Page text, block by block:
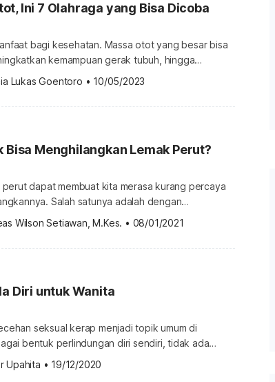
Ini 7 Olahraga yang Bisa Dicoba
bagi kesehatan. Massa otot yang besar bisa
kemampuan gerak tubuh, hingga
bagaimana cara membentuk otot yang bisa
otot dalam 1 minggu Cara membentuk otot
latihan kekuatan. Jenis olahraga ini memberikan
Lukas Goentoro • 10/05/2023
Bisa Menghilangkan Lemak Perut?
perut dapat membuat kita merasa kurang percaya
Salah satunya adalah dengan
harapan dapat menghilangkan lemak di
lemak dengan berolahraga fokus pada bagian
istilah one spot reduction. Benarkah metode
Wilson Setiawan, M.Kes. • 08/01/2021
Diri untuk Wanita
seksual kerap menjadi topik umum di
bentuk perlindungan diri sendiri, tidak ada
bela diri bagi para wanita. Dengan begitu,
untuk menjaga diri sekaligus meningkatkan
Upahita • 19/12/2020